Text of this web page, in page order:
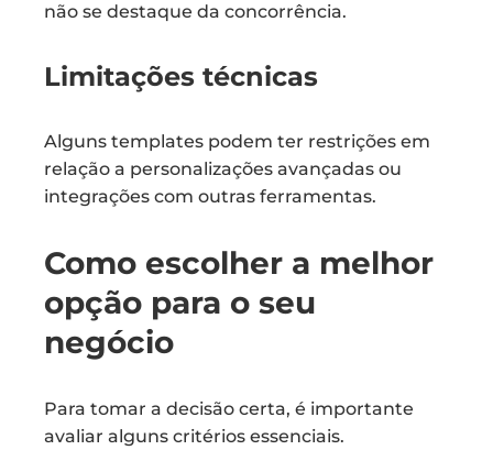
não se destaque da concorrência.
Limitações técnicas
Alguns templates podem ter restrições em
relação a personalizações avançadas ou
integrações com outras ferramentas.
Como escolher a melhor
opção para o seu
negócio
Para tomar a decisão certa, é importante
avaliar alguns critérios essenciais.